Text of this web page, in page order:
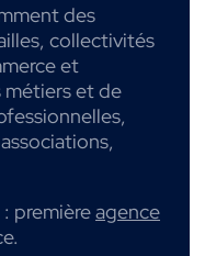
des
collectivités
et
métiers et de
premièreagence